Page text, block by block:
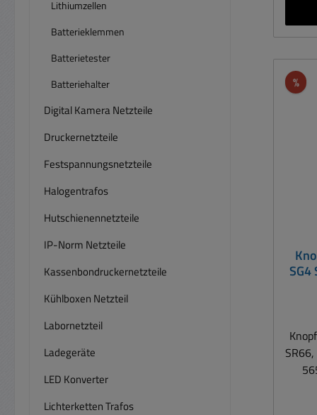
Lithiumzellen
Batterieklemmen
Batterietester
Batteriehalter
Digital Kamera Netzteile
Druckernetzteile
Festspannungsnetzteile
Halogentrafos
Hutschienennetzteile
IP-Norm Netzteile
Kassenbondruckernetzteile
Kühlboxen Netzteil
Labornetzteil
Ladegeräte
LED Konverter
Lichterketten Trafos
24-
364 /
%
SG4